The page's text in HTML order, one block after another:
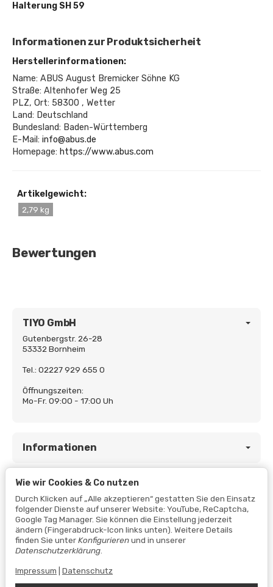
Halterung SH 59
Informationen zur Produktsicherheit
Herstellerinformationen:
Name: ABUS August Bremicker Söhne KG
Straße: Altenhofer Weg 25
PLZ, Ort: 58300 , Wetter
Land: Deutschland
Bundesland: Baden-Württemberg
E-Mail: info@abus.de
Homepage: https://www.abus.com
Artikelgewicht:
2,79 kg
Bewertungen
TIYO GmbH
Gutenbergstr. 26-28
53332 Bornheim
Tel.: 02227 929 655 0
Öffnungszeiten:
Mo-Fr. 09:00 - 17:00 Uh
Informationen
Gesetzliche Informationen
Wie wir Cookies & Co nutzen
Durch Klicken auf „Alle akzeptieren“ gestatten Sie den Einsatz
folgender Dienste auf unserer Website: YouTube, ReCaptcha,
Google Tag Manager. Sie können die Einstellung jederzeit
ändern (Fingerabdruck-Icon links unten). Weitere Details
finden Sie unterKonfigurierenund in unserer
Datenschutzerklärung.
Impressum Datenschutz